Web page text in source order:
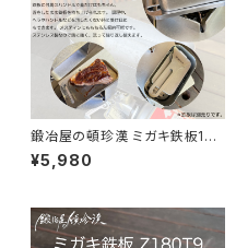
鍛冶屋の頓珍漢 ミガキ鉄板152
専用蓋 リッドクッカー152 メス
ティンサイズ
¥5,980